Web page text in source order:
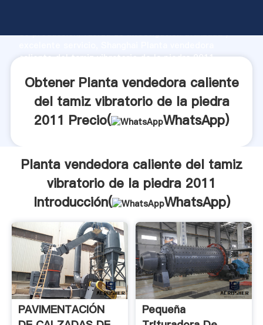
de producción, fuerza de investigación avanzada y
caliente del tamiz vibratorio de la piedra 2011
clientes.
Obtener Planta vendedora caliente
del tamiz vibratorio de la piedra
2011 Precio(
WhatsApp)
Planta vendedora caliente del tamiz
vibratorio de la piedra 2011
Introducción(
WhatsApp)
PAVIMENTACIÓN
Pequeña